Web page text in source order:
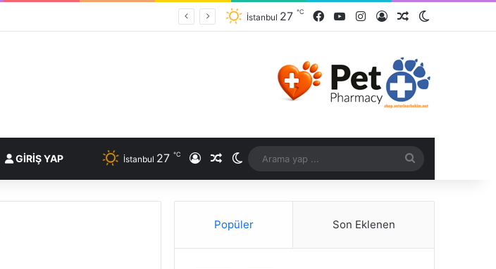
İstanbul 27 ℃
GIRIŞ YAP İstanbul 27 ℃
Popüler Son Eklenen